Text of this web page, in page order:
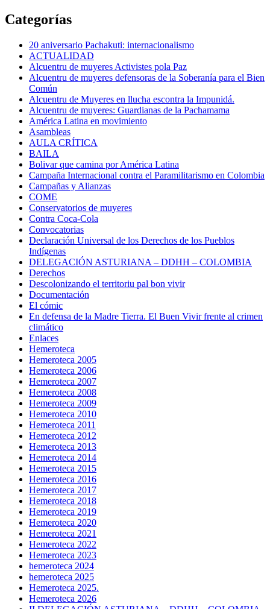
Categorías
20 aniversario Pachakuti: internacionalismo
ACTUALIDAD
Alcuentru de muyeres Activistes pola Paz
Alcuentru de muyeres defensoras de la Soberanía para el Bien
Común
Alcuentru de Muyeres en llucha escontra la Impunidá.
Alcuentru de muyeres: Guardianas de la Pachamama
América Latina en movimiento
Asambleas
AULA CRÍTICA
BAILA
Bolivar que camina por América Latina
Campaña Internacional contra el Paramilitarismo en Colombia
Campañas y Alianzas
COME
Conservatorios de muyeres
Contra Coca-Cola
Convocatorias
Declaración Universal de los Derechos de los Pueblos
Indígenas
DELEGACIÓN ASTURIANA – DDHH – COLOMBIA
Derechos
Descolonizando el territoriu pal bon vivir
Documentación
El cómic
En defensa de la Madre Tierra. El Buen Vivir frente al crimen
climático
Enlaces
Hemeroteca
Hemeroteca 2005
Hemeroteca 2006
Hemeroteca 2007
Hemeroteca 2008
Hemeroteca 2009
Hemeroteca 2010
Hemeroteca 2011
Hemeroteca 2012
Hemeroteca 2013
Hemeroteca 2014
Hemeroteca 2015
Hemeroteca 2016
Hemeroteca 2017
Hemeroteca 2018
Hemeroteca 2019
Hemeroteca 2020
Hemeroteca 2021
Hemeroteca 2022
Hemeroteca 2023
hemeroteca 2024
hemeroteca 2025
Hemeroteca 2025.
Hemeroteca 2026